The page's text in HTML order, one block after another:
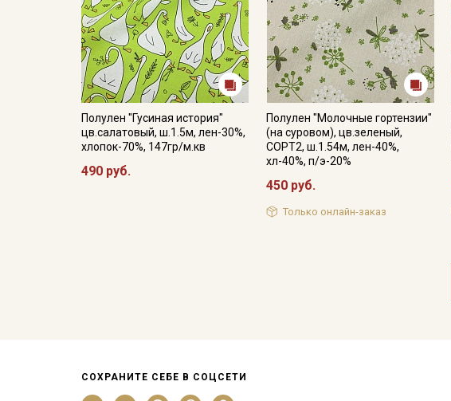
Полулен "Гусиная история"
цв.салатовый, ш.1.5м, лен-30%,
хлопок-70%, 147гр/м.кв
490 руб.
Полулен "Молочные гортензии"
(на суровом), цв.зеленый,
СОРТ2, ш.1.54м, лен-40%,
хл-40%, п/э-20%
450 руб.
Только онлайн-заказ
СОХРАНИТЕ СЕБЕ В СОЦСЕТИ